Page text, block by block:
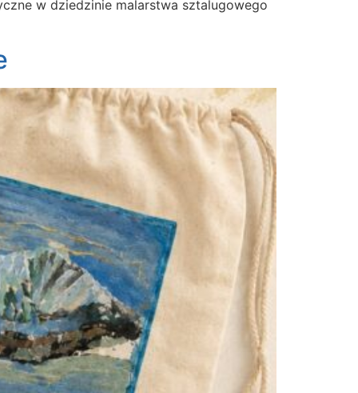
w dziedzinie malarstwa sztalugowego